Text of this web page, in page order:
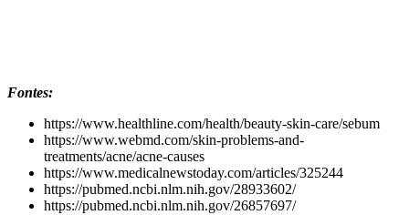
Fontes:
https://www.healthline.com/health/beauty-skin-care/sebum
https://www.webmd.com/skin-problems-and-
treatments/acne/acne-causes
https://www.medicalnewstoday.com/articles/325244
https://pubmed.ncbi.nlm.nih.gov/28933602/
https://pubmed.ncbi.nlm.nih.gov/26857697/